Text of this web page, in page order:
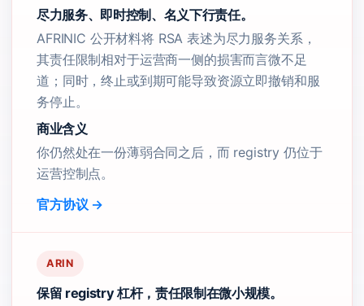
尽力服务、即时控制、名义下行责任。
AFRINIC 公开材料将 RSA 表述为尽力服务关系，
其责任限制相对于运营商一侧的损害而言微不足
道；同时，终止或到期可能导致资源立即撤销和服
务停止。
商业含义
你仍然处在一份薄弱合同之后，而 registry 仍位于
运营控制点。
官方协议 →
ARIN
保留 registry 杠杆，责任限制在微小规模。